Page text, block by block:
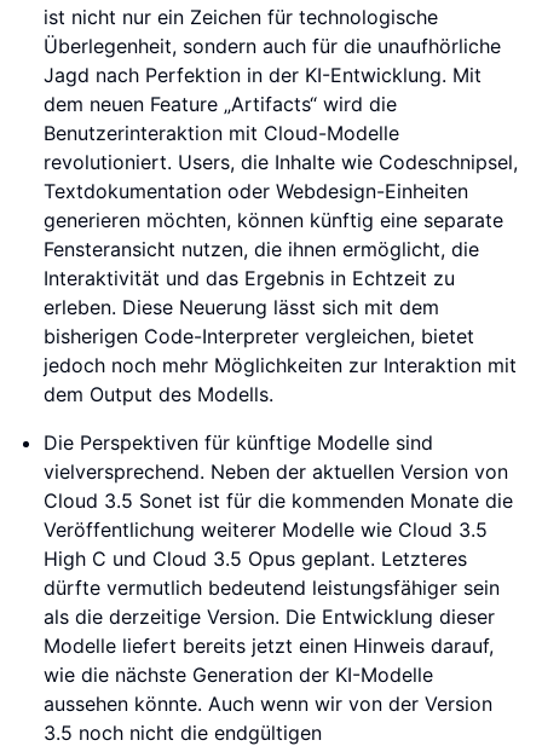
ist nicht nur ein Zeichen für technologische
Überlegenheit, sondern auch für die unaufhörliche
Jagd nach Perfektion in der KI-Entwicklung. Mit
dem neuen Feature „Artifacts“ wird die
Benutzerinteraktion mit Cloud-Modelle
revolutioniert. Users, die Inhalte wie Codeschnipsel,
Textdokumentation oder Webdesign-Einheiten
generieren möchten, können künftig eine separate
Fensteransicht nutzen, die ihnen ermöglicht, die
Interaktivität und das Ergebnis in Echtzeit zu
erleben. Diese Neuerung lässt sich mit dem
bisherigen Code-Interpreter vergleichen, bietet
jedoch noch mehr Möglichkeiten zur Interaktion mit
dem Output des Modells.
Die Perspektiven für künftige Modelle sind
vielversprechend. Neben der aktuellen Version von
Cloud 3.5 Sonet ist für die kommenden Monate die
Veröffentlichung weiterer Modelle wie Cloud 3.5
High C und Cloud 3.5 Opus geplant. Letzteres
dürfte vermutlich bedeutend leistungsfähiger sein
als die derzeitige Version. Die Entwicklung dieser
Modelle liefert bereits jetzt einen Hinweis darauf,
wie die nächste Generation der KI-Modelle
aussehen könnte. Auch wenn wir von der Version
3.5 noch nicht die endgültigen